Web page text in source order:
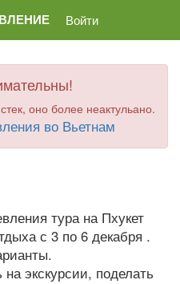
Войти
оно более неактульано.
во Вьетнам
тура на Пхукет
с 3 по 6 декабря .
экскурсии, поделать